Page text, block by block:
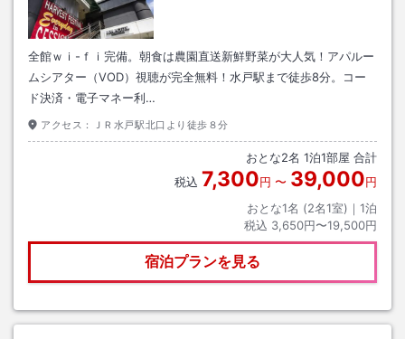
全館ｗｉ-ｆｉ完備。朝食は農園直送新鮮野菜が大人気！アパルー
ムシアター（VOD）視聴が完全無料！水戸駅まで徒歩8分。コー
ド決済・電子マネー利…
アクセス： ＪＲ水戸駅北口より徒歩８分
おとな2名 1泊1部屋 合計
税込 7,300円 〜 39,000円
おとな1名 (2名1室)｜ 1泊
税込 3,650円〜19,500円
宿泊プランを見る